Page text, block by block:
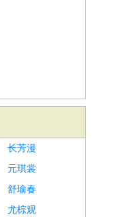
长芳漫
元琪裳
舒瑜春
尤棕观